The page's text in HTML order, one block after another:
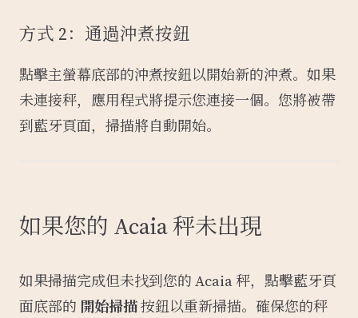
方式 2：通過沖煮按鈕
點擊主螢幕底部的沖煮按鈕以開始新的沖煮。如果
未連接秤，應用程式將提示您連接一個。您將被帶
到藍牙頁面，掃描將自動開始。
如果您的 Acaia 秤未出現
如果掃描完成但未找到您的 Acaia 秤，點擊藍牙頁
面底部的 開始掃描按鈕以重新掃描。確保您的秤